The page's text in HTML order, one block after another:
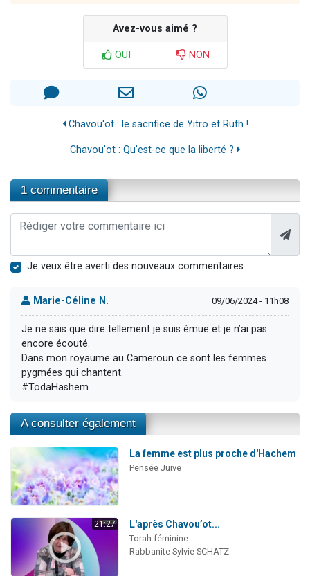
Avez-vous aimé ?
OUI NON
Chavou'ot : le sacrifice de Yitro et Ruth !
Chavou'ot : Qu'est-ce que la liberté ?
1 commentaire
Je veux être averti des nouveaux commentaires
Marie-Céline N. 09/06/2024 - 11h08
Je ne sais que dire tellement je suis émue et je n’ai pas
encore écouté.
Dans mon royaume au Cameroun ce sont les femmes
pygmées qui chantent.
#TodaHashem
A consulter également
La femme est plus proche d'Hachem
Pensée Juive
21:27 L'après Chavou’ot...
Torah féminine
Rabbanite Sylvie SCHATZ